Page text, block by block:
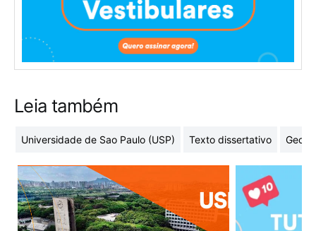
Leia também
Universidade de Sao Paulo (USP) Texto dissertativo